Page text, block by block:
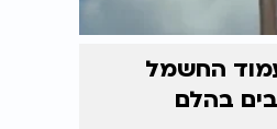
החשמל
בהלם